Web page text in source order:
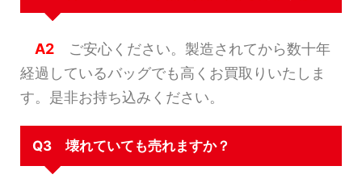
A2 ご安心ください。製造されてから数十年
経過しているバッグでも高くお買取りいたしま
す。是非お持ち込みください。
Q3 壊れていても売れますか？